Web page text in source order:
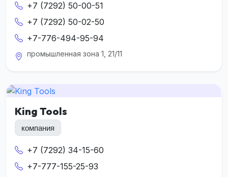
+7 (7292) 50-00-51
+7 (7292) 50-02-50
+7-776-494-95-94
промышленная зона 1, 21/11
King Tools
компания
+7 (7292) 34-15-60
+7-777-155-25-93